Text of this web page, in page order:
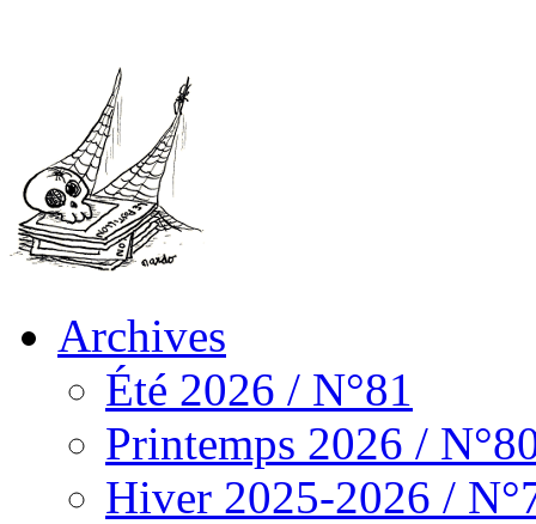
Archives
Été 2026 / N°81
Printemps 2026 /
Hiver 2025-2026 /